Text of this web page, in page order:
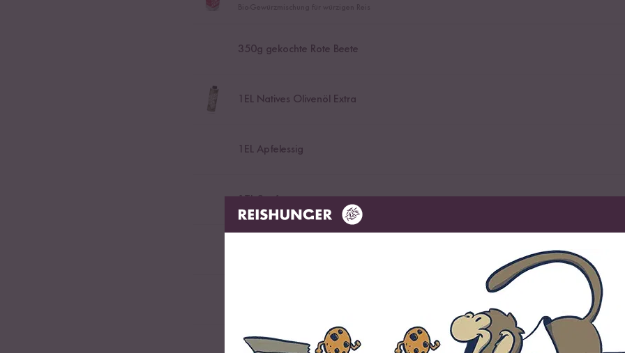
350g gekochte Rote Beete
1 EL Natives Olivenöl Extra
1 EL Apfelessig
1TL Senf
Etwas Schwarzer Kampot Pfeffer